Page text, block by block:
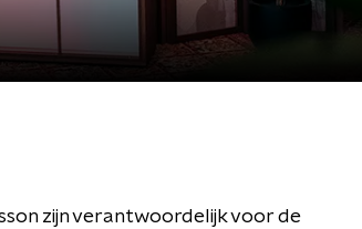
zijn verantwoordelijk voor de